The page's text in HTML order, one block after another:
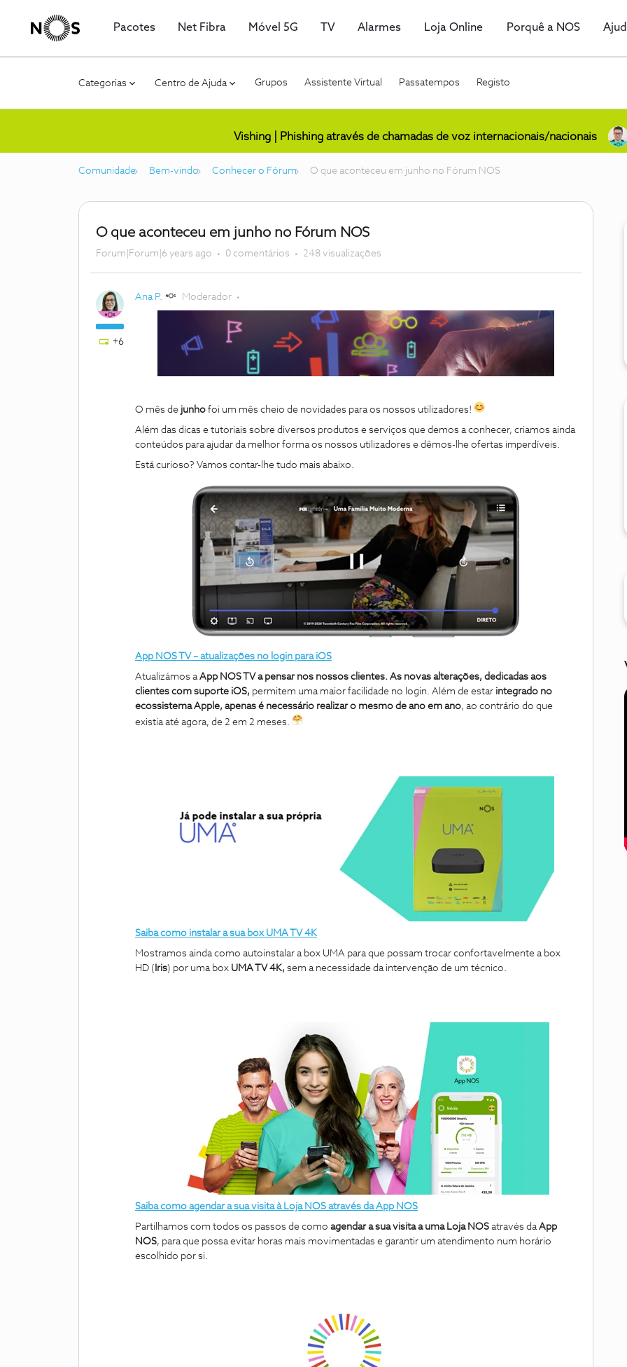
Pacotes Net Fibra Móvel 5G TV Alarmes Loja Online Porquê a NOS
Categorias Centro de Ajuda Grupos Assistente Virtual Passatempos Registo
Vishing | Phishing através de chamadas de voz internacionais/nacionais
Comunidade Bem-vindo Conhecer o Fórum O que aconteceu em junho no Fórum NOS
O que aconteceu em junho no Fórum NOS
Forum|Forum|6 years ago 0 comentários 248 visualizações
+6
Ana P. Moderador
O mês de junho foi um mês cheio de novidades para os nossos utilizadores!
Além das dicas e tutoriais sobre diversos produtos e serviços que demos a conhecer, criamos ainda
conteúdos para ajudar da melhor forma os nossos utilizadores e dêmos-lhe ofertas imperdíveis.
Está curioso? Vamos contar-lhe tudo mais abaixo.
App NOS TV – atualizações no login para iOS
Atualizámos aApp NOS TV a pensar nos nossos clientes. As novas alterações, dedicadas aos
clientes com suporte iOS, permitem uma maior facilidade no login. Além de estar integrado no
ecossistema Apple, apenas é necessário realizar o mesmo de ano em ano, ao contrário do que
existia até agora, de 2 em 2 meses.
Saiba como instalar a sua box UMA TV 4K
Mostramos ainda como autoinstalar a box UMA para que possam trocar confortavelmente a box
HD ( Iris) por uma box UMA TV 4K, sem a necessidade da intervenção de um técnico.
Saiba como agendar a sua visita à Loja NOS através da App NOS
Partilhamos com todos os passos de como agendar a sua visita a uma Loja NOS através da App
NOS, para que possa evitar horas mais movimentadas e garantir um atendimento num horário
escolhido por si.